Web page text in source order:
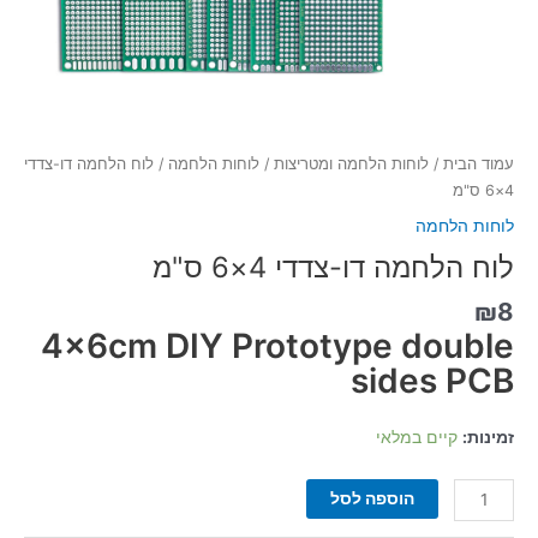
עמוד הבית / לוחות הלחמה ומטריצות / לוחות הלחמה / לוח הלחמה דו-צדדי
4×6 ס"מ
לוחות הלחמה
לוח הלחמה דו-צדדי 4×6 ס"מ
₪8
4x6cm DIY Prototype double
sides PCB
זמינות: קיים במלאי
הוספה לסל